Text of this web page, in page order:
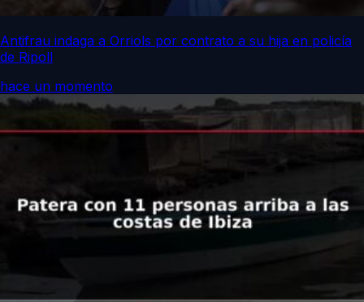
Antifrau indaga a Orriols por contrato a su hija en policía
de Ripoll
hace un momento